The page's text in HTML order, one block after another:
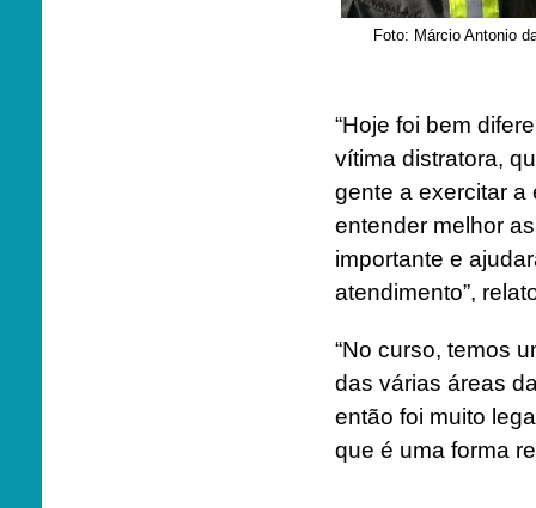
Foto: Márcio Antonio
“Hoje foi bem
vítima distratora,
gente a exercitar a
entender melhor
importante e
atendimento”,
“No curso, temos
das várias áreas
então foi muito
que é uma forma